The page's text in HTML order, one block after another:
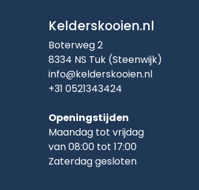
Kelderskooien.nl
Boterweg 2
8334 NS Tuk (Steenwijk)
info@kelderskooien.nl
+31 0521343424
Openingstijden
Maandag tot vrijdag
van 08:00 tot 17:00
Zaterdag gesloten